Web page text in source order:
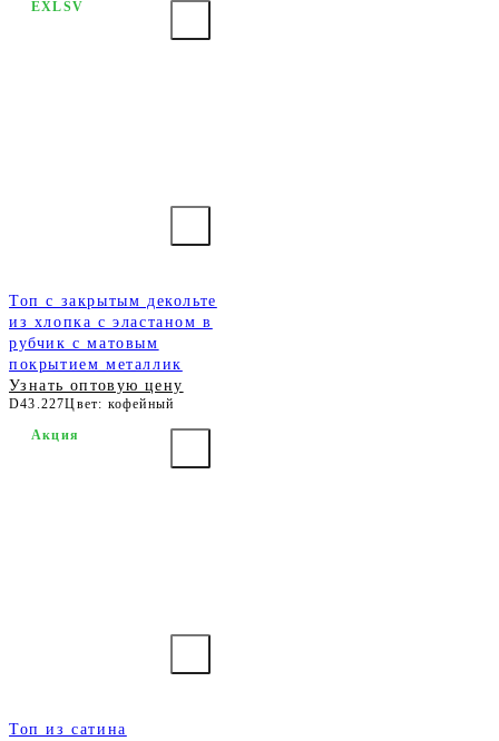
Топ с закрытым декольте
из хлопка с эластаном в
рубчик с матовым
покрытием металлик
Узнать оптовую цену
D43.227Цвет: кофейный
EXLSV
Топ из сатина
Акция